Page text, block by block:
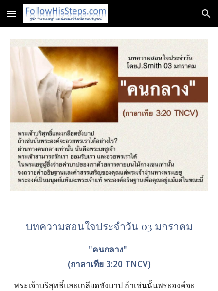
Skip to main content Skip to navigation
บทความสอนใจประจำวัน 03 มกราคม
"คนกลาง"
(กาลาเทีย 3:20 TNCV)
พระเจ้าบริสุทธิ์และเกลียดชังบาป ถ้าเช่นนั้นพระองค์จะ